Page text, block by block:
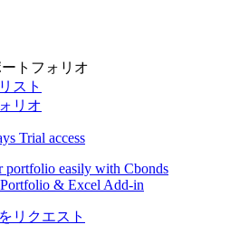
トフォリオ
スト
リオ
Trial access
portfolio easily with Cbonds
& Excel Add-in
リクエスト